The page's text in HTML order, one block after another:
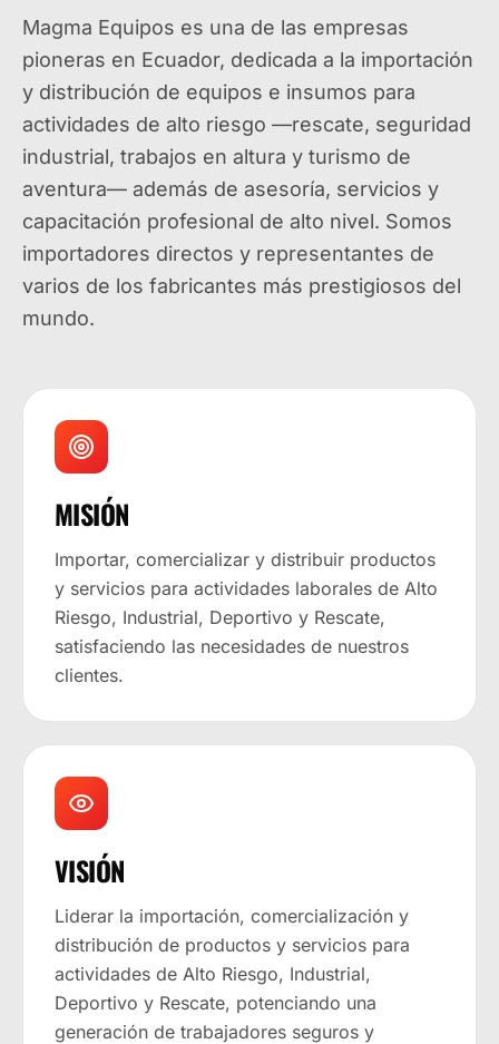
Magma Equipos es una de las empresas
pioneras en Ecuador, dedicada a la importación
y distribución de equipos e insumos para
actividades de alto riesgo —rescate, seguridad
industrial, trabajos en altura y turismo de
aventura— además de asesoría, servicios y
capacitación profesional de alto nivel. Somos
importadores directos y representantes de
varios de los fabricantes más prestigiosos del
mundo.
MISIÓN
Importar, comercializar y distribuir productos
y servicios para actividades laborales de Alto
Riesgo, Industrial, Deportivo y Rescate,
satisfaciendo las necesidades de nuestros
clientes.
VISIÓN
Liderar la importación, comercialización y
distribución de productos y servicios para
actividades de Alto Riesgo, Industrial,
Deportivo y Rescate, potenciando una
generación de trabajadores seguros y